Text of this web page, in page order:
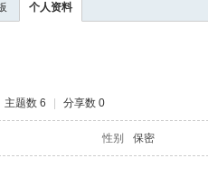
个人资料
主题数 6 分享数 0
性别 保密